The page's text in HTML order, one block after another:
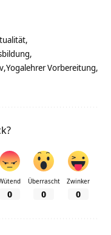
Yogalehrer Vorbereitung
0
Überrascht
0
Zwinker
0